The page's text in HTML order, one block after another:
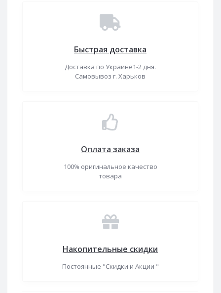
Быстрая доставка
Доставка по Украине1-2 дня.
Самовывоз г. Харьков
Оплата заказа
100% оригинальное качество
товара
Накопительные скидки
Постоянные "Скидки и Акции "